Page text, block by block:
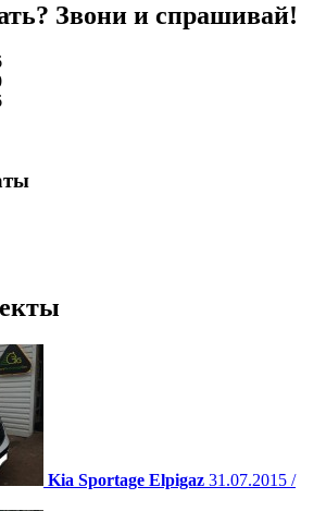
Звони и спрашивай!
Kia Sportage Elpigaz 31.07.2015 /